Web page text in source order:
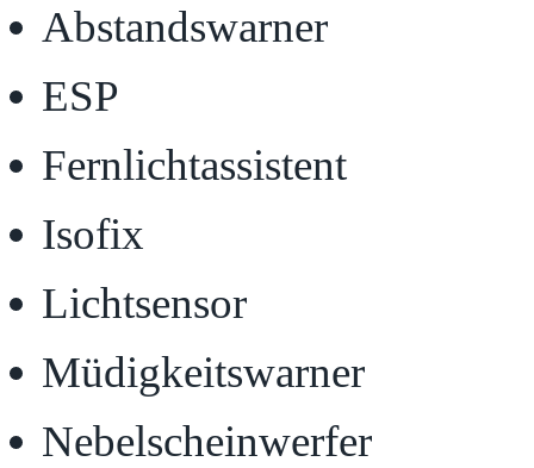
Abstandswarner
ESP
Fernlichtassistent
Isofix
Lichtsensor
Müdigkeitswarner
Nebelscheinwerfer